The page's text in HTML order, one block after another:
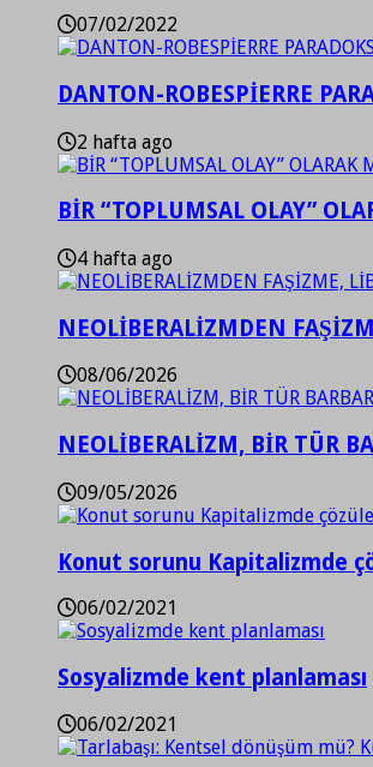
07/02/2022
DANTON-ROBESPİERRE
2 hafta ago
BİR “TOPLUMSAL OLAY”
4 hafta ago
NEOLİBERALİZMDEN
08/06/2026
NEOLİBERALİZM, BİR TÜR
09/05/2026
Konut sorunu Kapitalizmde
06/02/2021
Sosyalizmde kent planlaması
06/02/2021